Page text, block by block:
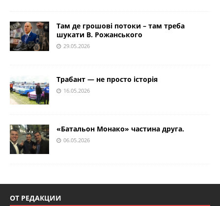
Там де грошові потоки – там треба
шукати В. Рожанського
29.05.2026
Трабант — не просто історія
16.05.2026
«Батальон Монако» частина друга.
06.05.2026
ОТ РЕДАКЦИИ